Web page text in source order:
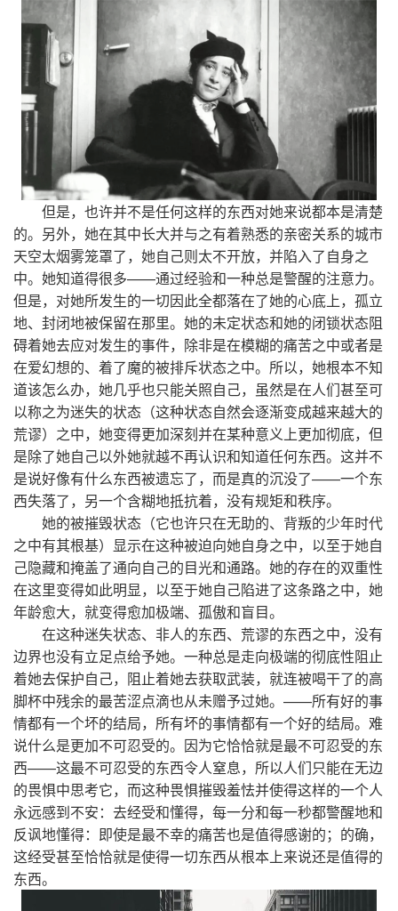
但是，也许并不是任何这样的东西对她来说都本是清楚
的。另外，她在其中长大并与之有着熟悉的亲密关系的城市
天空太烟雾笼罩了，她自己则太不开放，并陷入了自身之
中。她知道得很多——通过经验和一种总是警醒的注意力。
但是，对她所发生的一切因此全都落在了她的心底上，孤立
地、封闭地被保留在那里。她的未定状态和她的闭锁状态阻
碍着她去应对发生的事件，除非是在模糊的痛苦之中或者是
在爱幻想的、着了魔的被排斥状态之中。所以，她根本不知
道该怎么办，她几乎也只能关照自己，虽然是在人们甚至可
以称之为迷失的状态（这种状态自然会逐渐变成越来越大的
荒谬）之中，她变得更加深刻并在某种意义上更加彻底，但
是除了她自己以外她就越不再认识和知道任何东西。这并不
是说好像有什么东西被遗忘了，而是真的沉没了——一个东
西失落了，另一个含糊地抵抗着，没有规矩和秩序。
她的被摧毁状态（它也许只在无助的、背叛的少年时代
之中有其根基）显示在这种被迫向她自身之中，以至于她自
己隐藏和掩盖了通向自己的目光和通路。她的存在的双重性
在这里变得如此明显，以至于她自己陷进了这条路之中，她
年龄愈大，就变得愈加极端、孤傲和盲目。
在这种迷失状态、非人的东西、荒谬的东西之中，没有
边界也没有立足点给予她。一种总是走向极端的彻底性阻止
着她去保护自己，阻止着她去获取武装，就连被喝干了的高
脚杯中残余的最苦涩点滴也从未赠予过她。——所有好的事
情都有一个坏的结局，所有坏的事情都有一个好的结局。难
说什么是更加不可忍受的。因为它恰恰就是最不可忍受的东
西——这最不可忍受的东西令人窒息，所以人们只能在无边
的畏惧中思考它，而这种畏惧摧毁羞怯并使得这样的一个人
永远感到不安：去经受和懂得，每一分和每一秒都警醒地和
反讽地懂得：即使是最不幸的痛苦也是值得感谢的；的确，
这经受甚至恰恰就是使得一切东西从根本上来说还是值得的
东西。